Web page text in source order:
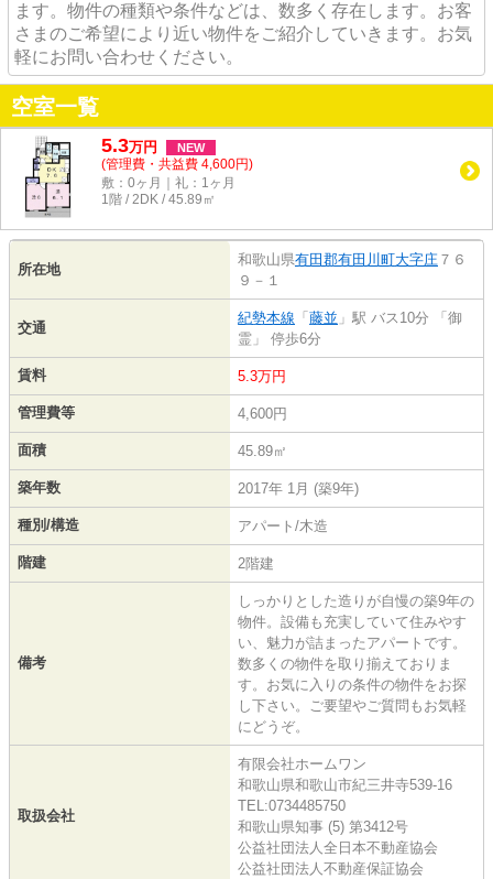
ます。物件の種類や条件などは、数多く存在します。お客
さまのご希望により近い物件をご紹介していきます。お気
軽にお問い合わせください。
空室一覧
5.3万円 NEW
(管理費・共益費 4,600円)
敷：0ヶ月｜礼：1ヶ月
1階 / 2DK / 45.89㎡
所在地
和歌山県有田郡有田川町大字庄 ７６
９－１
交通
紀勢本線 「 藤並 」駅 バス10分 「御
霊」 停歩6分
賃料 5.3万円
管理費等 4,600円
面積 45.89㎡
築年数 2017年 1月 (築9年)
種別/構造 アパート/木造
階建 2階建
備考
しっかりとした造りが自慢の築9年の
物件。設備も充実していて住みやす
い、魅力が詰まったアパートです。
数多くの物件を取り揃えておりま
す。お気に入りの条件の物件をお探
し下さい。ご要望やご質問もお気軽
にどうぞ。
取扱会社
有限会社ホームワン
和歌山県和歌山市紀三井寺539-16
TEL:0734485750
和歌山県知事 (5) 第3412号
公益社団法人全日本不動産協会
公益社団法人不動産保証協会